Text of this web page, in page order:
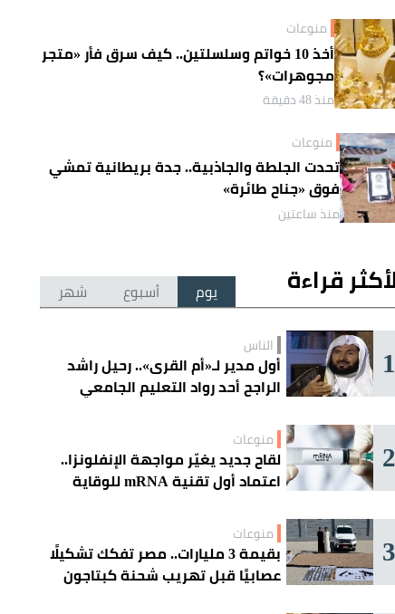
منوعات
أخذ 10 خواتم وسلسلتين.. كيف سرق فأر «متجر
مجوهرات»؟
منذ 48 دقيقة
منوعات
تحدت الجلطة والجاذبية.. جدة بريطانية تمشي
فوق «جناح طائرة»
منذ ساعتين
قراءة يوم أسبوع شهر
1 الناس
أول مدير لـ«أم القرى».. رحيل راشد
الراجح أحد رواد التعليم الجامعي
2 منوعات
لقاح جديد يغيّر مواجهة الإنفلونزا..
اعتماد أول تقنية mRNA للوقاية
3 منوعات
بقيمة 3 مليارات.. مصر تفكك تشكيلًا
عصابيًا قبل تهريب شحنة كبتاجون